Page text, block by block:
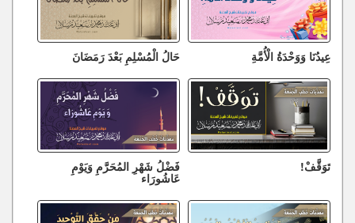
عِيدُنَا وَوَحْدَةُ الْأُمَّةِ حَالُ الْمُسْلِمِ بَعْدَ رَمَضَانَ
تَوَقَّفْ! فَضْلُ شَهْرِ المُحَرَّمِ وَيَوْمِ
عَاشُورَاء